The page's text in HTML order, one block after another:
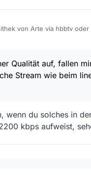
von Arte via hbbtv
der gleiche Stream wie
Qualität auf, fallen
Stream wie beim
wenn du solches in
kbps aufweist,